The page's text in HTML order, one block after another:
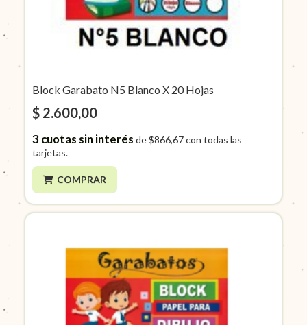
Block Garabato N5 Blanco X 20 Hojas
$ 2.600,00
3cuotas sin interés de$866,67con todas las
tarjetas.
COMPRAR